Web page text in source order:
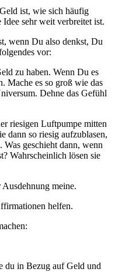
ist, wie sich häufig
sehr weit verbreitet ist.
wenn Du also denkst, Du
vor:
zu haben. Wenn Du es
Mache es so groß wie das
Dehne das Gefühl
riesigen Luftpumpe mitten
dann so riesig aufzublasen,
Was geschieht dann, wenn
Wahrscheinlich lösen sie
meine.
helfen.
du in Bezug auf Geld und